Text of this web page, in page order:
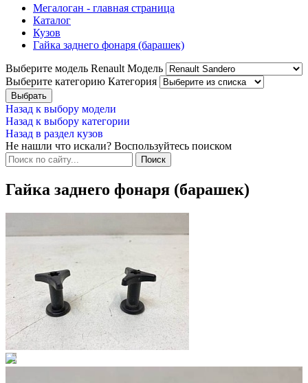
Мегалоган - главная страница
Каталог
Кузов
Гайка заднего фонаря (барашек)
Выберите модель Renault Модель
Выберите категорию Категория
Назад к выбору модели
Назад к выбору категории
Назад в раздел кузов
Не нашли что искали? Воспользуйтесь поиском
Гайка заднего фонаря (барашек)